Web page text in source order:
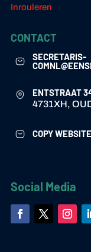
Inrouleren
CONTACT
SECRETARIS-
ENTSTRAAT
4731XH,
COPY WEBSITE
Social Media